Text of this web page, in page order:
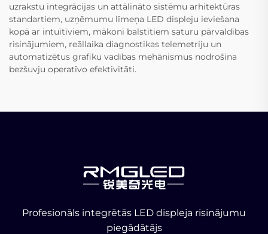
uzrakstu integrācijas un attālināto sistēmu arhitektūras
standartiem, uzņēmumu līmeņa LED displeju ieviešana
kopā ar intuītīviem, mākonī balstītiem saturu pārvaldības
risinājumiem, reāllaika diagnostikas telemetriju un
automatizētus grafiku vadības mehānismus nodrošina
bezšuvju operatīvo efektivitāti.
Profesionāls integrētās LED displeja risinājumu
piegādātājs